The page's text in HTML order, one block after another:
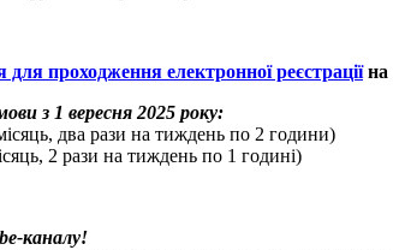
проходження електронної реєстраціїна
з 1 вересня 2025 року:
два рази на тиждень по 2 години)
2 рази на тиждень по 1 годині)
каналу!